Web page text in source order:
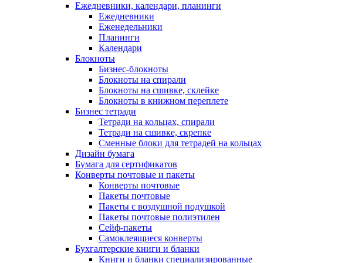
Ежедневники, календари, планинги
Ежедневники
Еженедельники
Планинги
Календари
Блокноты
Бизнес-блокноты
Блокноты на спирали
Блокноты на сшивке, склейке
Блокноты в книжном переплете
Бизнес тетради
Тетради на кольцах, спирали
Тетради на сшивке, скрепке
Сменные блоки для тетрадей на кольцах
Дизайн бумага
Бумага для сертификатов
Конверты почтовые и пакеты
Конверты почтовые
Пакеты почтовые
Пакеты с воздушной подушкой
Пакеты почтовые полиэтилен
Сейф-пакеты
Самоклеящиеся конверты
Бухгалтерские книги и бланки
Книги и бланки специализированные